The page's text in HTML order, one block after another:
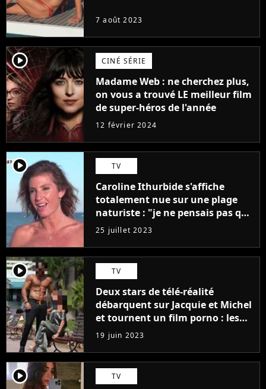
7 août 2023
player2 CINÉ SÉRIE
Madame Web : ne cherchez plus,
on vous a trouvé LE meilleur film
de super-héros de l'année
12 février 2024
player2 TV
Caroline Ithurbide s'affiche
totalement nue sur une plage
naturiste : "je ne pensais pas que
j'arriverais à le faire..."
25 juillet 2023
player2 TV
Deux stars de télé-réalité
débarquent sur Jacquie et Michel
et tournent un film porno : les
premières images du tournage
(exclu)
19 juin 2023
player2 TV